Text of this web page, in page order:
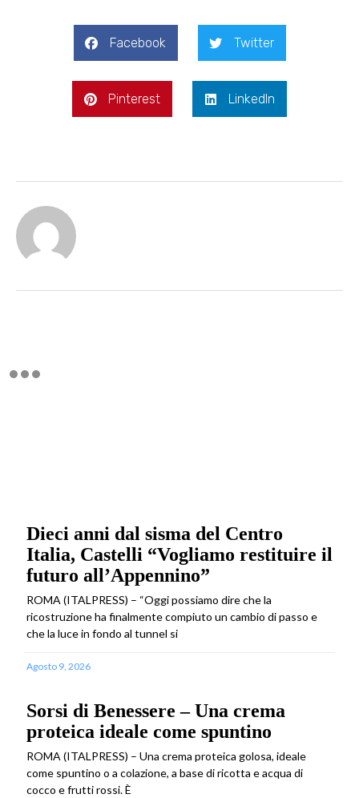
Facebook Twitter
Pinterest LinkedIn
Dieci anni dal sisma del Centro
Italia, Castelli “Vogliamo restituire il
futuro all’Appennino”
ROMA (ITALPRESS) – “Oggi possiamo dire che la
ricostruzione ha finalmente compiuto un cambio di passo e
che la luce in fondo al tunnel si
Agosto 9, 2026
Sorsi di Benessere – Una crema
proteica ideale come spuntino
ROMA (ITALPRESS) – Una crema proteica golosa, ideale
come spuntino o a colazione, a base di ricotta e acqua di
cocco e frutti rossi. È